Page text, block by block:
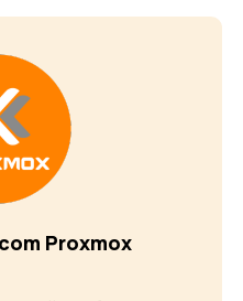
Proxmox